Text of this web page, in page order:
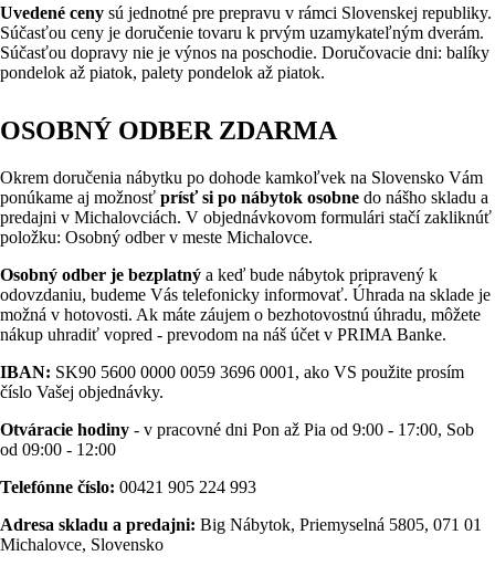
Uvedené ceny sú jednotné pre prepravu v rámci Slovenskej republiky.
Súčasťou ceny je doručenie tovaru k prvým uzamykateľným dverám.
Súčasťou dopravy nie je výnos na poschodie. Doručovacie dni: balíky
pondelok až piatok, palety pondelok až piatok.
OSOBNÝ ODBER ZDARMA
Okrem doručenia nábytku po dohode kamkoľvek na Slovensko Vám
ponúkame aj možnosť prísť si po nábytok osobne do nášho skladu a
predajni v Michalovciách. V objednávkovom formulári stačí zakliknúť
položku: Osobný odber v meste Michalovce.
Osobný odber je bezplatný a keď bude nábytok pripravený k
odovzdaniu, budeme Vás telefonicky informovať. Úhrada na sklade je
možná v hotovosti. Ak máte záujem o bezhotovostnú úhradu, môžete
nákup uhradiť vopred - prevodom na náš účet v PRIMA Banke.
IBAN: SK90 5600 0000 0059 3696 0001, ako VS použite prosím
číslo Vašej objednávky.
Otváracie hodiny - v pracovné dni Pon až Pia od 9:00 - 17:00, Sob
od 09:00 - 12:00
Telefónne číslo: 00421 905 224 993
Adresa skladu a predajni: Big Nábytok, Priemyselná 5805, 071 01
Michalovce, Slovensko